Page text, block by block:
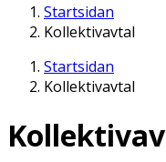
Startsidan
Kollektivavtal
Startsidan
Kollektivavtal